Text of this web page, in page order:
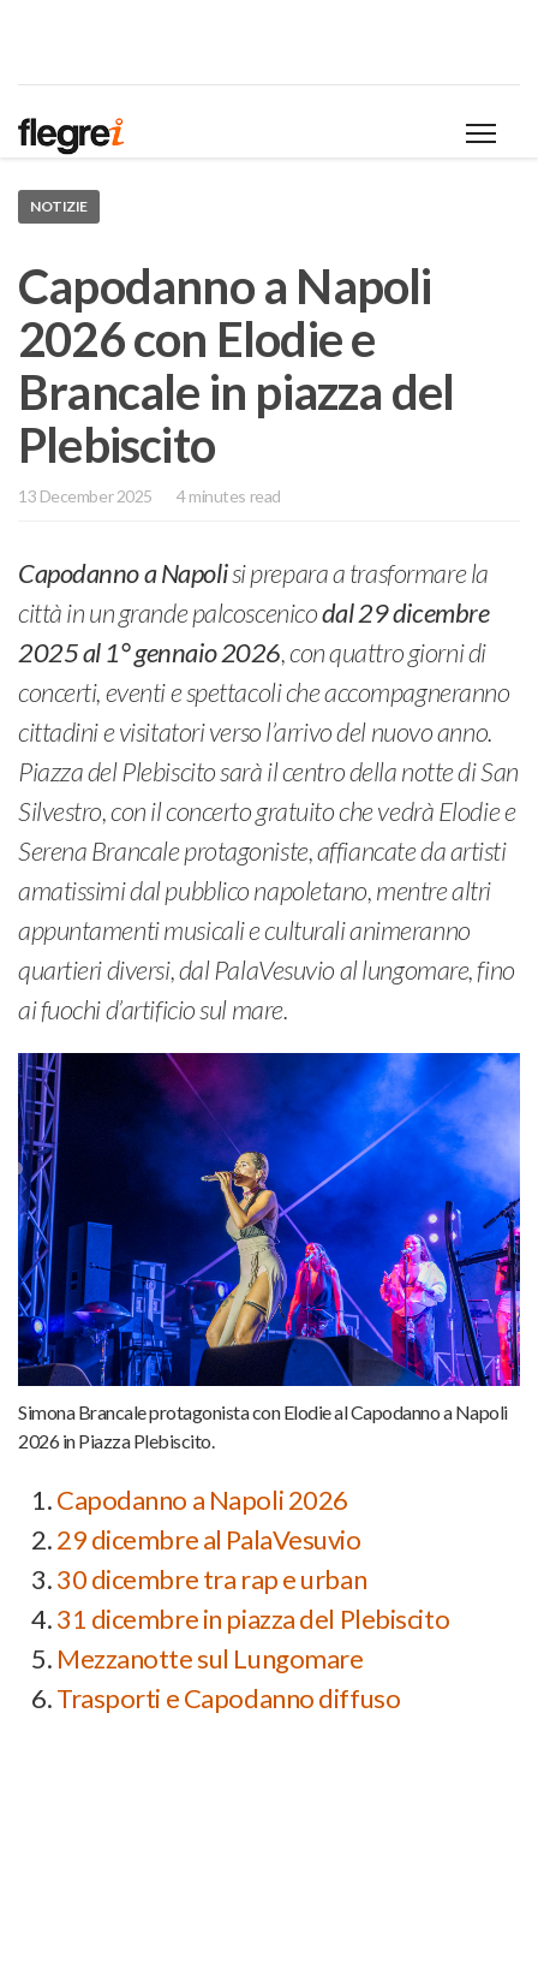
NOTIZIE
Capodanno a Napoli
2026 con Elodie e
Brancale in piazza del
Plebiscito
13 December 2025 4 minutes read
Capodanno a Napolisi prepara a trasformare la
città in un grande palcoscenicodal 29 dicembre
2025 al 1° gennaio 2026, con quattro giorni di
concerti, eventi e spettacoli che accompagneranno
cittadini e visitatori verso l’arrivo del nuovo anno.
Piazza del Plebiscito sarà il centro della notte di San
Silvestro, con il concerto gratuito che vedrà Elodie e
Serena Brancale protagoniste, affiancate da artisti
amatissimi dal pubblico napoletano, mentre altri
appuntamenti musicali e culturali animeranno
quartieri diversi, dal PalaVesuvio al lungomare, fino
ai fuochi d’artificio sul mare.
Simona Brancale protagonista con Elodie al Capodanno a Napoli
2026 in Piazza Plebiscito.
Capodanno a Napoli 2026
29 dicembre al PalaVesuvio
30 dicembre tra rap e urban
31 dicembre in piazza del Plebiscito
Mezzanotte sul Lungomare
Trasporti e Capodanno diffuso